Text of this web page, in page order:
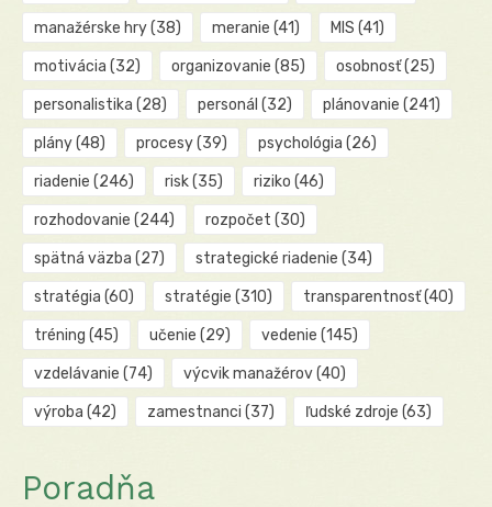
manažérske hry(38) meranie (41) MIS (41)
motivácia (32) organizovanie (85) osobnosť(25)
personalistika (28) personál (32) plánovanie (241)
plány(48) procesy(39) psychológia (26)
riadenie (246) risk(35) riziko (46)
rozhodovanie (244) rozpočet (30)
spätná väzba (27) strategické riadenie (34)
stratégia (60) stratégie (310) transparentnosť(40)
tréning (45) učenie (29) vedenie (145)
vzdelávanie (74) výcvik manažérov(40)
výroba (42) zamestnanci (37) ľudské zdroje (63)
Poradňa